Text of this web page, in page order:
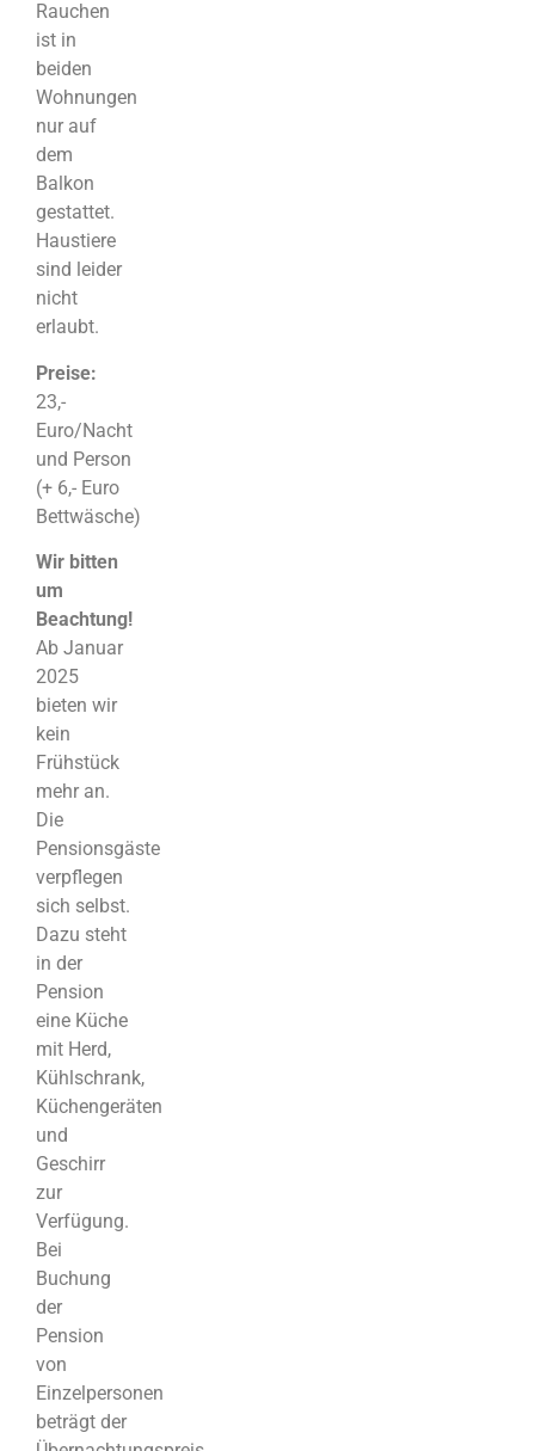
Rauchen
ist in
beiden
Wohnungen
nur auf
dem
Balkon
gestattet.
Haustiere
sind leider
nicht
erlaubt.
Preise:
23,-
Euro/Nacht
und Person
(+ 6,- Euro
Bettwäsche)
Wir bitten
um
Beachtung!
Ab Januar
2025
bieten wir
kein
Frühstück
mehr an.
Die
Pensionsgäste
verpflegen
sich selbst.
Dazu steht
in der
Pension
eine Küche
mit Herd,
Kühlschrank,
Küchengeräten
und
Geschirr
zur
Verfügung.
Bei
Buchung
der
Pension
von
Einzelpersonen
beträgt der